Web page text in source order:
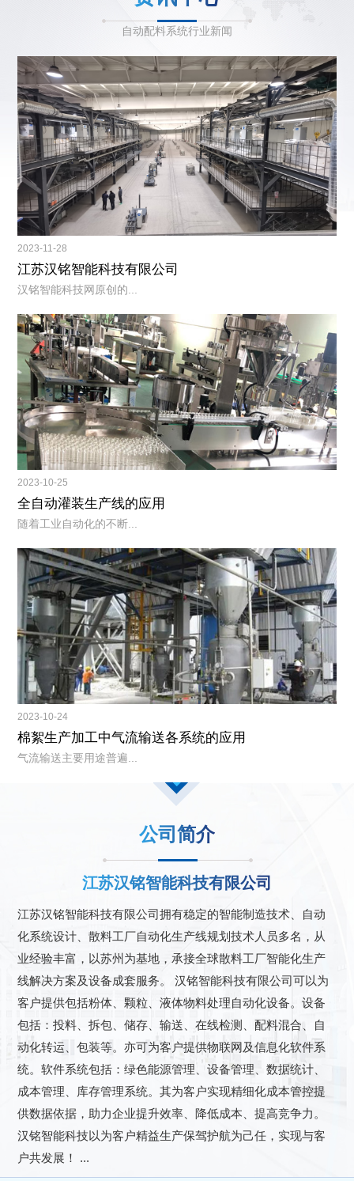
自动配料系统行业新闻
2023-11-28
江苏汉铭智能科技有限公司
汉铭智能科技网原创的...
2023-10-25
全自动灌装生产线的应用
随着工业自动化的不断...
2023-10-24
棉絮生产加工中气流输送各系统的应用
气流输送主要用途普遍...
公司简介
江苏汉铭智能科技有限公司
江苏汉铭智能科技有限公司拥有稳定的智能制造技术、自动
化系统设计、散料工厂自动化生产线规划技术人员多名，从
业经验丰富，以苏州为基地，承接全球散料工厂智能化生产
线解决方案及设备成套服务。 汉铭智能科技有限公司可以为
客户提供包括粉体、颗粒、液体物料处理自动化设备。设备
包括：投料、拆包、储存、输送、在线检测、配料混合、自
动化转运、包装等。亦可为客户提供物联网及信息化软件系
统。软件系统包括：绿色能源管理、设备管理、数据统计、
成本管理、库存管理系统。其为客户实现精细化成本管控提
供数据依据，助力企业提升效率、降低成本、提高竞争力。
汉铭智能科技以为客户精益生产保驾护航为己任，实现与客
户共发展！ ...